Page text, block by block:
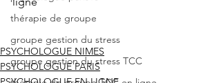
thérapie de groupe
groupe gestion du stress
groupe gestion du stress TCC
PSYCHOLOGUE NIMES
PSYCHOLOGUE PARIS